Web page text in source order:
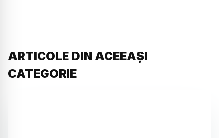
ARTICOLE DIN ACEEAȘI
CATEGORIE